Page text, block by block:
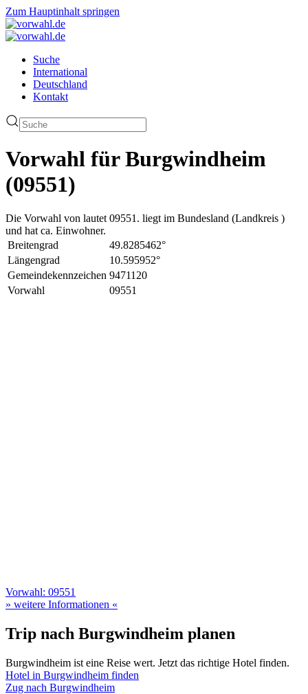
Zum Hauptinhalt springen
Suche
International
Deutschland
Kontakt
Vorwahl für Burgwindheim
(09551)
Die Vorwahl von lautet 09551. liegt im Bundesland (Landkreis )
und hat ca. Einwohner.
Breitengrad
49.8285462°
Längengrad
10.595952°
Gemeindekennzeichen 9471120
Vorwahl
09551
Vorwahl: 09551
» weitere Informationen «
Trip nach Burgwindheim planen
Burgwindheim ist eine Reise wert. Jetzt das richtige Hotel finden.
Hotel in Burgwindheim finden
Zug nach Burgwindheim